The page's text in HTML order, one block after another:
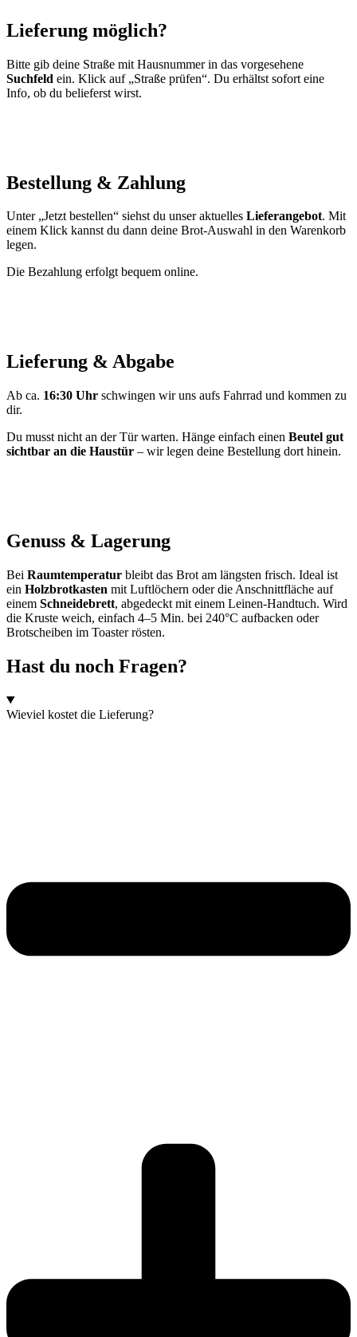
Lieferung möglich?
Bitte gib deine Straße mit Hausnummer in das vorgesehene
Suchfeld ein. Klick auf „Straße prüfen“. Du erhältst sofort eine
Info, ob du belieferst wirst.
Bestellung & Zahlung
Unter „Jetzt bestellen“ siehst du unser aktuelles Lieferangebot. Mit
einem Klick kannst du dann deine Brot-Auswahl in den Warenkorb
legen.
Die Bezahlung erfolgt bequem online.
Lieferung & Abgabe
Ab ca. 16:30 Uhr schwingen wir uns aufs Fahrrad und kommen zu
dir.
Du musst nicht an der Tür warten. Hänge einfach einen Beutel gut
sichtbar an die Haustür – wir legen deine Bestellung dort hinein.
Genuss & Lagerung
Bei Raumtemperatur bleibt das Brot am längsten frisch. Ideal ist
ein Holzbrotkasten mit Luftlöchern oder die Anschnittfläche auf
einem Schneidebrett, abgedeckt mit einem Leinen-Handtuch. Wird
die Kruste weich, einfach 4–5 Min. bei 240°C aufbacken oder
Brotscheiben im Toaster rösten.
Hast du noch Fragen?
Wieviel kostet die Lieferung?